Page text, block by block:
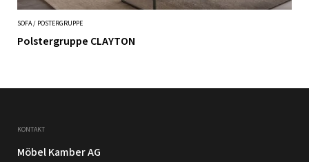
SOFA / POSTERGRUPPE
Polstergruppe CLAYTON
KONTAKT
Möbel Kamber AG